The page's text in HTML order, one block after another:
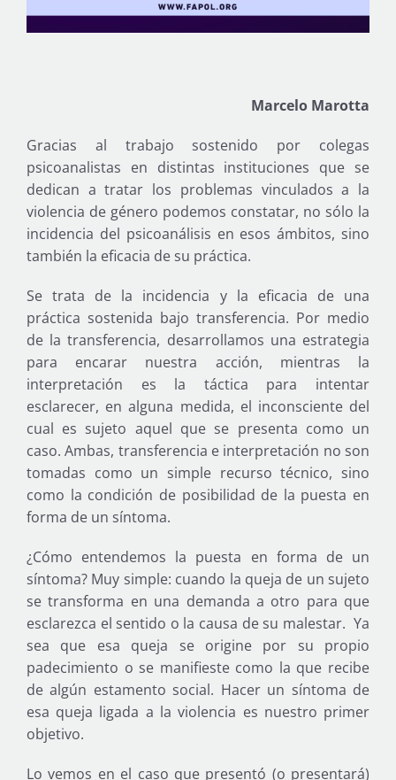
Marcelo Marotta
Gracias al trabajo sostenido por colegas
psicoanalistas en distintas instituciones que se
dedican a tratar los problemas vinculados a la
violencia de género podemos constatar, no sólo la
incidencia del psicoanálisis en esos ámbitos, sino
también la eficacia de su práctica.
Se trata de la incidencia y la eficacia de una
práctica sostenida bajo transferencia. Por medio
de la transferencia, desarrollamos una estrategia
para encarar nuestra acción, mientras la
interpretación es la táctica para intentar
esclarecer, en alguna medida, el inconsciente del
cual es sujeto aquel que se presenta como un
caso. Ambas, transferencia e interpretación no son
tomadas como un simple recurso técnico, sino
como la condición de posibilidad de la puesta en
forma de un síntoma.
¿Cómo entendemos la puesta en forma de un
síntoma? Muy simple: cuando la queja de un sujeto
se transforma en una demanda a otro para que
esclarezca el sentido o la causa de su malestar. Ya
sea que esa queja se origine por su propio
padecimiento o se manifieste como la que recibe
de algún estamento social. Hacer un síntoma de
esa queja ligada a la violencia es nuestro primer
objetivo.
Lo vemos en el caso que presentó (o presentará)